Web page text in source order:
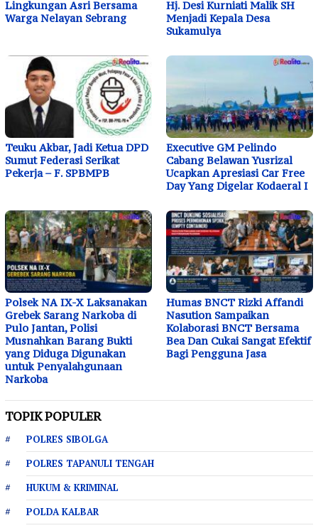
Lingkungan Asri Bersama
Warga Nelayan Sebrang
Hj. Desi Kurniati Malik SH
Menjadi Kepala Desa
Sukamulya
Teuku Akbar, Jadi Ketua DPD
Sumut Federasi Serikat
Pekerja – F. SPBMPB
Executive GM Pelindo
Cabang Belawan Yusrizal
Ucapkan Apresiasi Car Free
Day Yang Digelar Kodaeral I
Polsek NA IX-X Laksanakan
Grebek Sarang Narkoba di
Pulo Jantan, Polisi
Musnahkan Barang Bukti
yang Diduga Digunakan
untuk Penyalahgunaan
Narkoba
Humas BNCT Rizki Affandi
Nasution Sampaikan
Kolaborasi BNCT Bersama
Bea Dan Cukai Sangat Efektif
Bagi Pengguna Jasa
TOPIK POPULER
POLRES SIBOLGA
POLRES TAPANULI TENGAH
HUKUM & KRIMINAL
POLDA KALBAR